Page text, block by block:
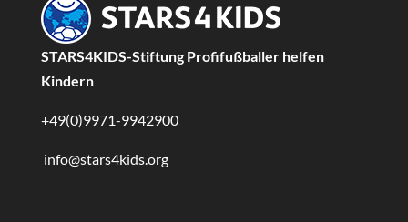
STARS4KIDS-Stiftung Profifußballer helfen
Kindern
+49(0)9971-9942900
info@stars4kids.org